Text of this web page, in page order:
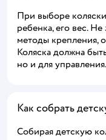
При выборе
ребенка, его вес.
методы крепления,
Коляска должна
но и для управления.
Как собрать
Собирая детскую